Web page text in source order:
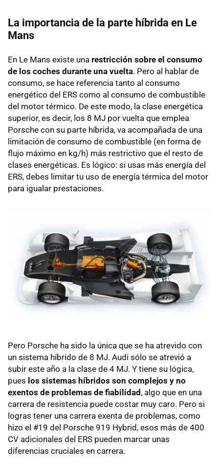
La importancia de la parte híbrida en Le
Mans
En Le Mans existe una restricción sobre el consumo
de los coches durante una vuelta. Pero al hablar de
consumo, se hace referencia tanto al consumo
energético del ERS como al consumo de combustible
del motor térmico. De este modo, la clase energética
superior, es decir, los 8 MJ por vuelta que emplea
Porsche con su parte híbrida, va acompañada de una
limitación de consumo de combustible (en forma de
flujo máximo en kg/h) más restrictivo que el resto de
clases energéticas. Es lógico: si usas más energía del
ERS, debes limitar tu uso de energía térmica del motor
para igualar prestaciones.
Pero Porsche ha sido la única que se ha atrevido con
un sistema híbrido de 8 MJ. Audi sólo se atrevió a
subir este año a la clase de 4 MJ. Y tiene su lógica,
pues los sistemas híbridos son complejos y no
exentos de problemas de fiabilidad, algo que en una
carrera de resistencia puede costar muy caro. Pero si
logras tener una carrera exenta de problemas, como
hizo el #19 del Porsche 919 Hybrid, esos más de 400
CV adicionales del ERS pueden marcar unas
diferencias cruciales en carrera.